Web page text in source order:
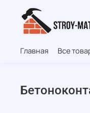
Главная Все